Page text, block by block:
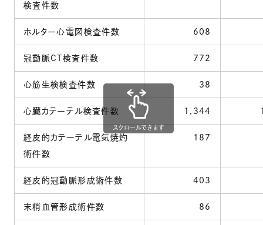
検査件数
ホルター心電図検査件数 608
冠動脈CT検査件数 772
心筋生検検査件数 38
心臓カテーテル検査件数 1,344
経皮的カテーテル電気焼灼
術件数
187
経皮的冠動脈形成術件数 403
末梢血管形成術件数 86
スクロールできます